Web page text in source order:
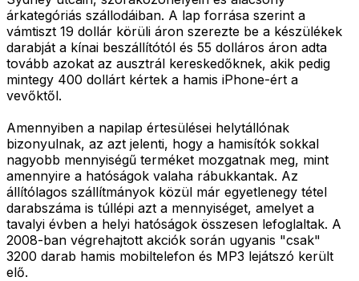
árkategóriás szállodáiban. A lap forrása szerint a
vámtiszt 19 dollár körüli áron szerezte be a készülékek
darabját a kínai beszállítótól és 55 dolláros áron adta
tovább azokat az ausztrál kereskedőknek, akik pedig
mintegy 400 dollárt kértek a hamis iPhone-ért a
vevőktől.
Amennyiben a napilap értesülései helytállónak
bizonyulnak, az azt jelenti, hogy a hamisítók sokkal
nagyobb mennyiségű terméket mozgatnak meg, mint
amennyire a hatóságok valaha rábukkantak. Az
állítólagos szállítmányok közül már egyetlenegy tétel
darabszáma is túllépi azt a mennyiséget, amelyet a
tavalyi évben a helyi hatóságok összesen lefoglaltak. A
2008-ban végrehajtott akciók során ugyanis "csak"
3200 darab hamis mobiltelefon és MP3 lejátszó került
elő.